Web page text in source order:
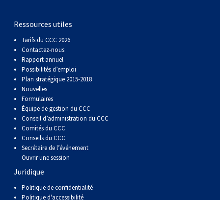
Ressources utiles
Tarifs du CCC 2026
Contactez-nous
Rapport annuel
Possibilités d’emploi
Plan stratégique 2015-2018
Nouvelles
Formulaires
Équipe de gestion du CCC
Conseil d’administration du CCC
Comités du CCC
Conseils du CCC
Secrétaire de l’événement
Ouvrir une session
Juridique
Politique de confidentialité
Politique d'accessibilité